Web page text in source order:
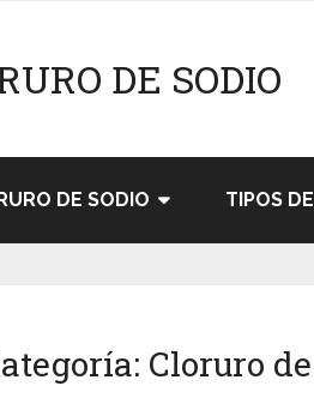
DE SODIO
DE SODIO TIPOS
Cloruro